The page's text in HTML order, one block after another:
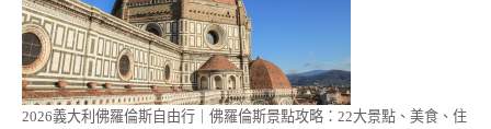
2026義大利佛羅倫斯自由行｜佛羅倫斯景點攻略：22大景點、美食、住